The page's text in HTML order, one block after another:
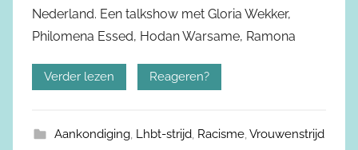
Nederland. Een talkshow met Gloria Wekker,
Philomena Essed, Hodan Warsame, Ramona
Verder lezen Reageren?
Aankondiging, Lhbt-strijd, Racisme,Vrouwenstrijd